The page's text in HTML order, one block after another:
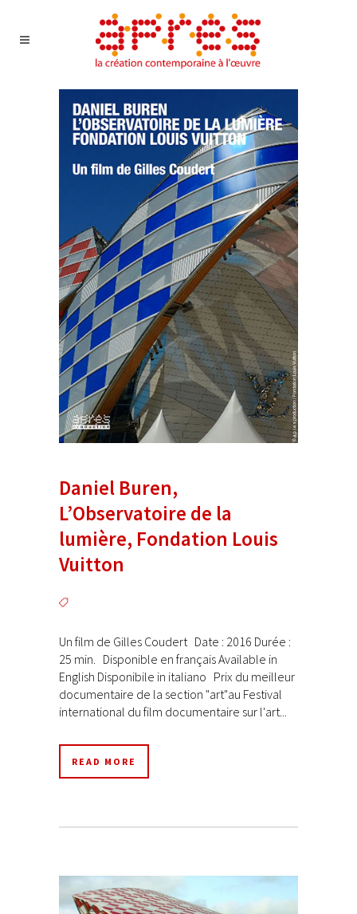
Daniel Buren,
L’Observatoire de la
lumière, Fondation Louis
Vuitton
Un film de Gilles Coudert Date : 2016 Durée :
25 min. Disponible en français Available in
English Disponibile in italiano Prix du meilleur
documentaire de la section "art"au Festival
international du film documentaire sur l'art...
READ MORE